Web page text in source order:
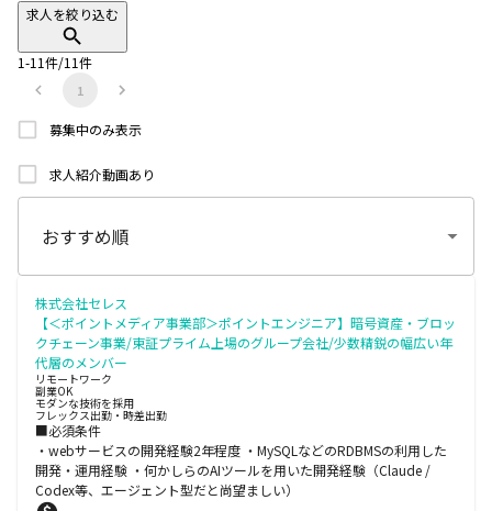
求人を絞り込む
1-11件/11件
1
募集中のみ表示
求人紹介動画あり
株式会社セレス
【＜ポイントメディア事業部＞ポイントエンジニア】暗号資産・ブロッ
クチェーン事業/東証プライム上場のグループ会社/少数精鋭の幅広い年
代層のメンバー
リモートワーク
副業OK
モダンな技術を採用
フレックス出勤・時差出勤
■必須条件
・webサービスの開発経験2年程度 ・MySQLなどのRDBMSの利用した
開発・運用経験 ・何かしらのAIツールを用いた開発経験（Claude /
Codex等、エージェント型だと尚望ましい）